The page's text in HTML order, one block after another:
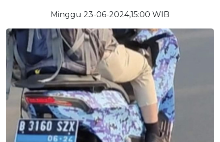
Minggu 23-06-2024,15:00 WIB